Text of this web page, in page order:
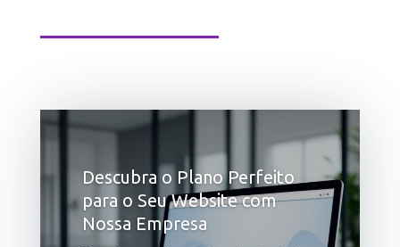
Descubra o Plano Perfeito
para o Seu Website com
Nossa Empresa